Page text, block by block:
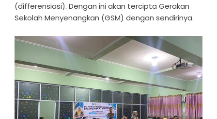
(differensiasi). Dengan ini akan tercipta Gerakan
Sekolah Menyenangkan (GSM) dengan sendirinya.